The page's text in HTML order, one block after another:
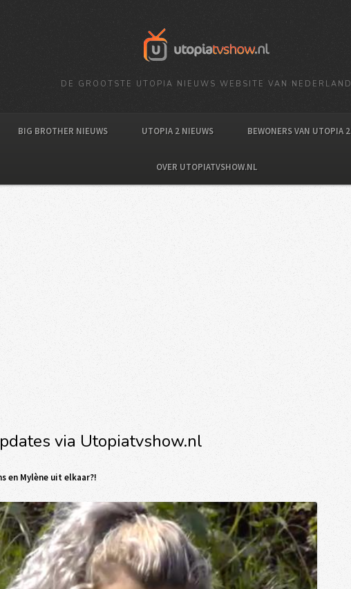
DE GROOTSTE UTOPIA NIEUWS WEBSITE VAN NEDERLAND
BIG BROTHER NIEUWS UTOPIA 2 NIEUWS BEWONERS VAN UTOPIA 2
OVER UTOPIATVSHOW.NL
via Utopiatvshow.nl
en Mylène uit elkaar?!